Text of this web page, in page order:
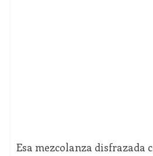
Esa mezcolanza disfrazada